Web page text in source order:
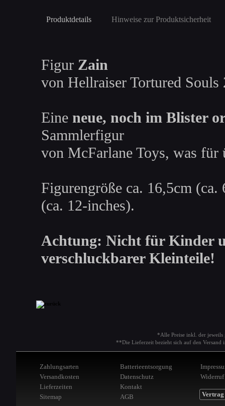
Produktdetails Hinweise zur Produktsicherheit
Figur Zain
von Hellraiser Tortured Souls
Eine neue, noch im Blister
Sammlerfigur
von McFarlane Toys, was für
Figurengröße ca. 16,5cm
(ca. 12-inches).
Achtung: Nicht für Kinder
verschluckbarer Kleinteile!
*Alle Preise inkl. der jeweils
**Die Lieferzeit bezieht sich auf den Versand
Zahlungsarten
Versandkosten
Lieferzeiten
Sitemap
Batterieentsorgung
Datenschutz
Kontakt
AGB
Widerruf